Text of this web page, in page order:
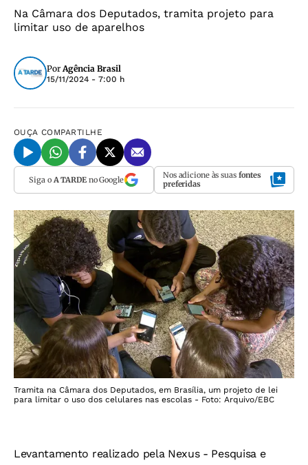
Na Câmara dos Deputados, tramita projeto para
limitar uso de aparelhos
PorAgência Brasil
15/11/2024 - 7:00 h
OUÇA COMPARTILHE
Siga o A TARDEno Google Nos adicione às suas fontes
preferidas
Tramita na Câmara dos Deputados, em Brasília, um projeto de lei
para limitar o uso dos celulares nas escolas - Foto: Arquivo/EBC
Levantamento realizado pela Nexus - Pesquisa e